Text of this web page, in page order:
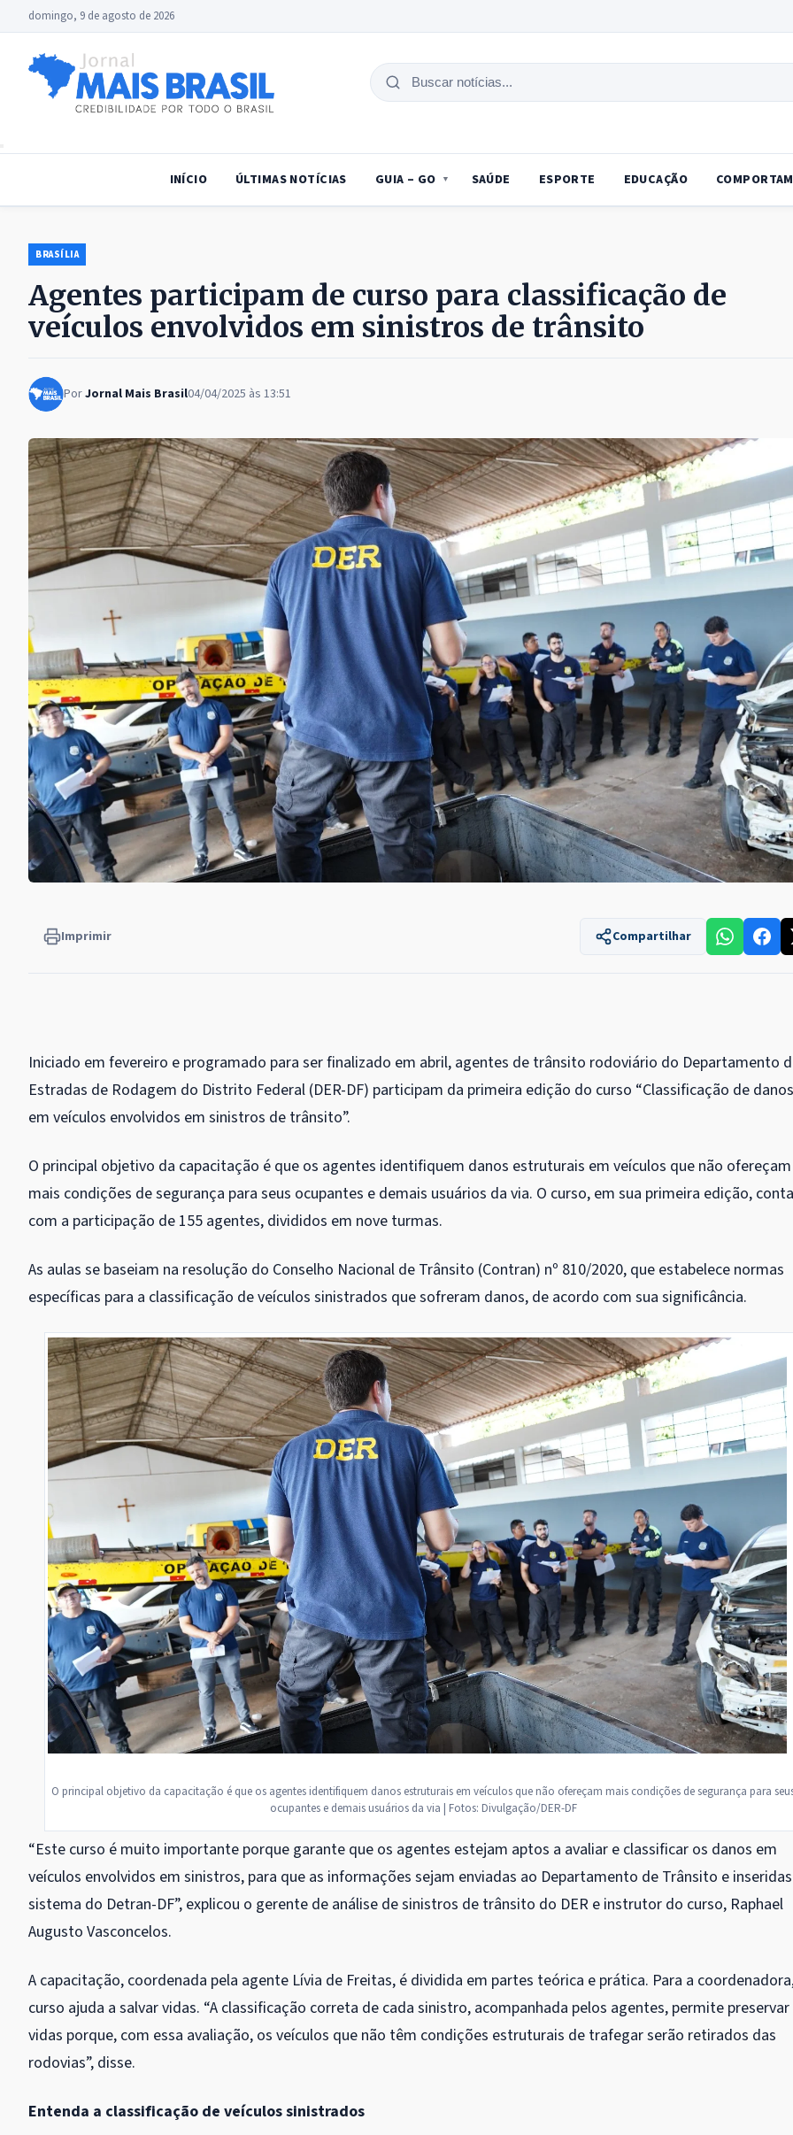
domingo, 9 de agosto de 2026
Buscar
INÍCIO ÚLTIMAS NOTÍCIAS GUIA – GO SAÚDE ESPORTE EDUCAÇÃO
BRASÍLIA
Agentes participam de curso para classificação de
veículos envolvidos em sinistros de trânsito
PorJornal Mais Brasil04/04/2025 às 13:51
Imprimir Compartilhar
Iniciado em fevereiro e programado para ser finalizado em abril, agentes de trânsito rodoviário do Departamento
Estradas de Rodagem do Distrito Federal (DER-DF) participam da primeira edição do curso “Classificação de danos
em veículos envolvidos em sinistros de trânsito”.
O principal objetivo da capacitação é que os agentes identifiquem danos estruturais em veículos que não ofereçam
mais condições de segurança para seus ocupantes e demais usuários da via. O curso, em sua primeira edição, conta
com a participação de 155 agentes, divididos em nove turmas.
As aulas se baseiam na resolução do Conselho Nacional de Trânsito (Contran) nº 810/2020, que estabelece normas
específicas para a classificação de veículos sinistrados que sofreram danos, de acordo com sua significância.
O principal objetivo da capacitação é que os agentes identifiquem danos estruturais em veículos que não ofereçam mais condições de segurança para
ocupantes e demais usuários da via | Fotos: Divulgação/DER-DF
“Este curso é muito importante porque garante que os agentes estejam aptos a avaliar e classificar os danos em
veículos envolvidos em sinistros, para que as informações sejam enviadas ao Departamento de Trânsito e
sistema do Detran-DF”, explicou o gerente de análise de sinistros de trânsito do DER e instrutor do curso, Raphael
Augusto Vasconcelos.
A capacitação, coordenada pela agente Lívia de Freitas, é dividida em partes teórica e prática. Para a
curso ajuda a salvar vidas. “A classificação correta de cada sinistro, acompanhada pelos agentes, permite preservar
vidas porque, com essa avaliação, os veículos que não têm condições estruturais de trafegar serão retirados das
rodovias”, disse.
Entenda a classificação de veículos sinistrados